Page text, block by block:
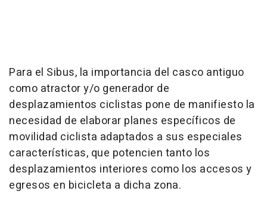
Para el Sibus, la importancia del casco antiguo
como atractor y/o generador de
desplazamientos ciclistas pone de manifiesto la
necesidad de elaborar planes específicos de
movilidad ciclista adaptados a sus especiales
características, que potencien tanto los
desplazamientos interiores como los accesos y
egresos en bicicleta a dicha zona.